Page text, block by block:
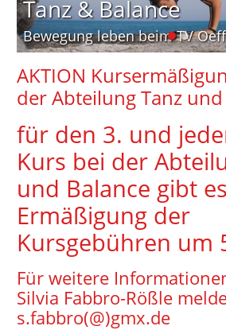
Tanz & Balance
Bewegung leben beim TV
AKTION
der Abteilung Tanz
für den 3. und
Kurs bei der
und Balance gibt
Ermäßigung der
Kursgebühren um
Für weitere
Silvia Fabbro-Rößle
s.fabbro(@)gmx.de